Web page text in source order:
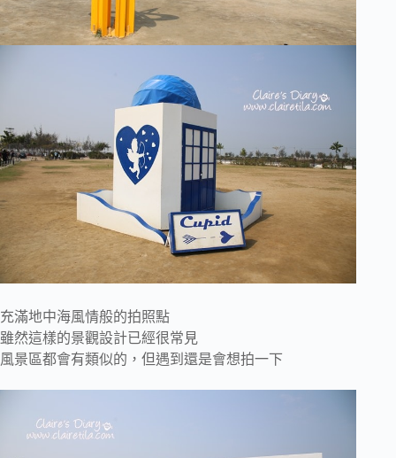
充滿地中海風情般的拍照點
雖然這樣的景觀設計已經很常見
風景區都會有類似的，但遇到還是會想拍一下